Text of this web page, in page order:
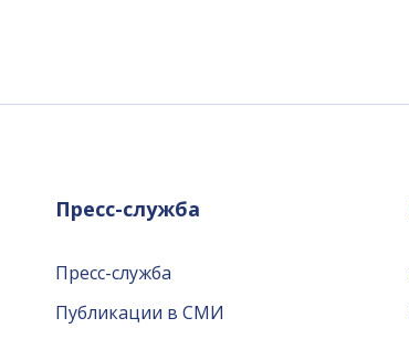
Пресс-служба
Пресс-служба
Публикации в СМИ